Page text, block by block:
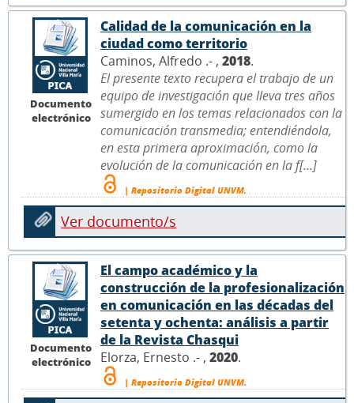
Documento
electrónico
Calidad de la comunicación en la
ciudad como territorio
Caminos, Alfredo .- , 2018.
El presente texto recupera el trabajo de un
equipo de investigación que lleva tres años
sumergido en los temas relacionados con la
comunicación transmedia; entendiéndola,
en esta primera aproximación, como la
evolución de la comunicación en la f[...]
| Repositorio Digital UNVM.
Ver documento/s
Documento
electrónico
El campo académico y la
construcción de la profesionalización
en comunicación en las décadas del
setenta y ochenta: análisis a partir
de la Revista Chasqui
Elorza, Ernesto .- , 2020.
| Repositorio Digital UNVM.